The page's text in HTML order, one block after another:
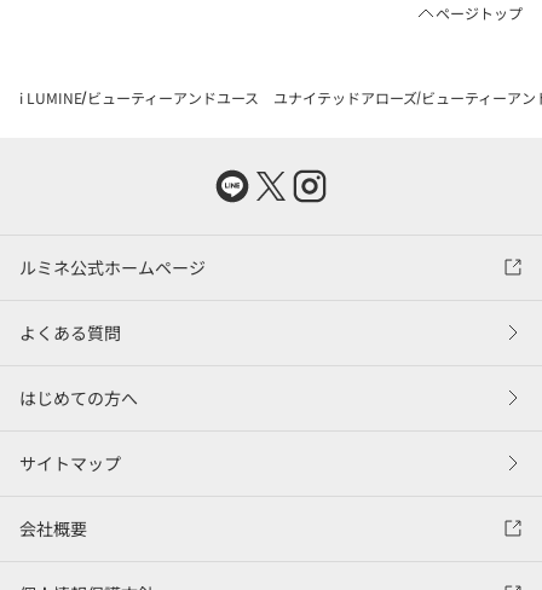
ページトップ
i LUMINE ビューティーアンドユース ユナイテッドアローズ ビューティーア
ルミネ公式ホームページ
よくある質問
はじめての方へ
サイトマップ
会社概要